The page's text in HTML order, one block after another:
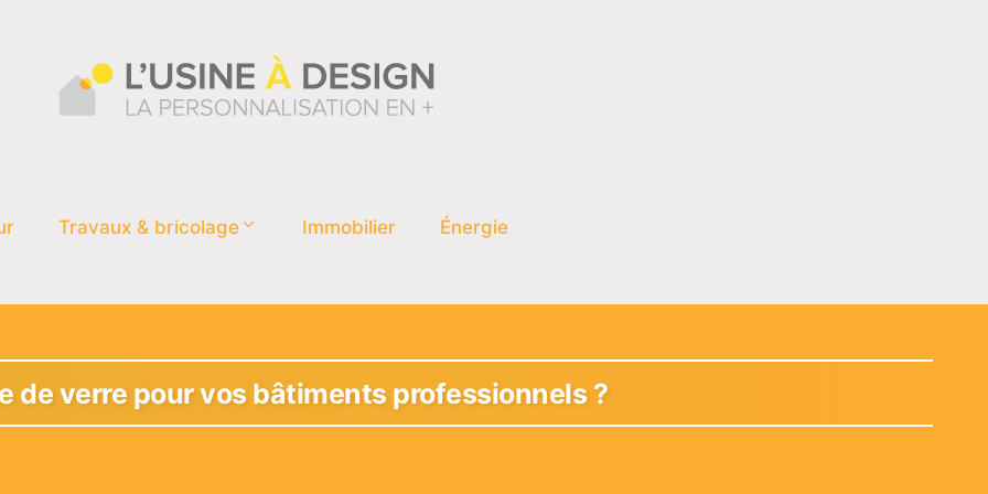
Travaux & bricolage Immobilier Énergie
de verre pour vos bâtiments professionnels ?